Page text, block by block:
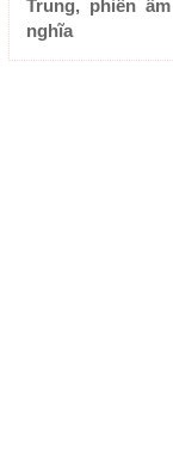
Trung, phiên
nghĩa